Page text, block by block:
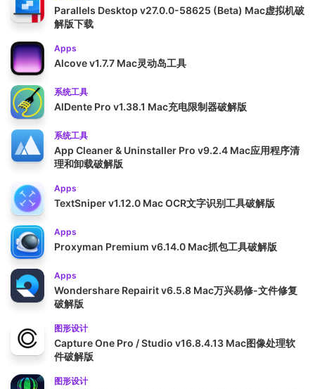
Parallels Desktop v27.0.0-58625 (Beta) Mac虚拟机破
解版下载
Apps
Alcove v1.7.7 Mac灵动岛工具
系统工具
AlDente Pro v1.38.1 Mac充电限制器破解版
系统工具
App Cleaner & Uninstaller Pro v9.2.4 Mac应用程序清
理和卸载破解版
Apps
TextSniper v1.12.0 Mac OCR文字识别工具破解版
Apps
Proxyman Premium v6.14.0 Mac抓包工具破解版
Apps
Wondershare Repairit v6.5.8 Mac万兴易修-文件修复
破解版
图形设计
Capture One Pro / Studio v16.8.4.13 Mac图像处理软
件破解版
图形设计